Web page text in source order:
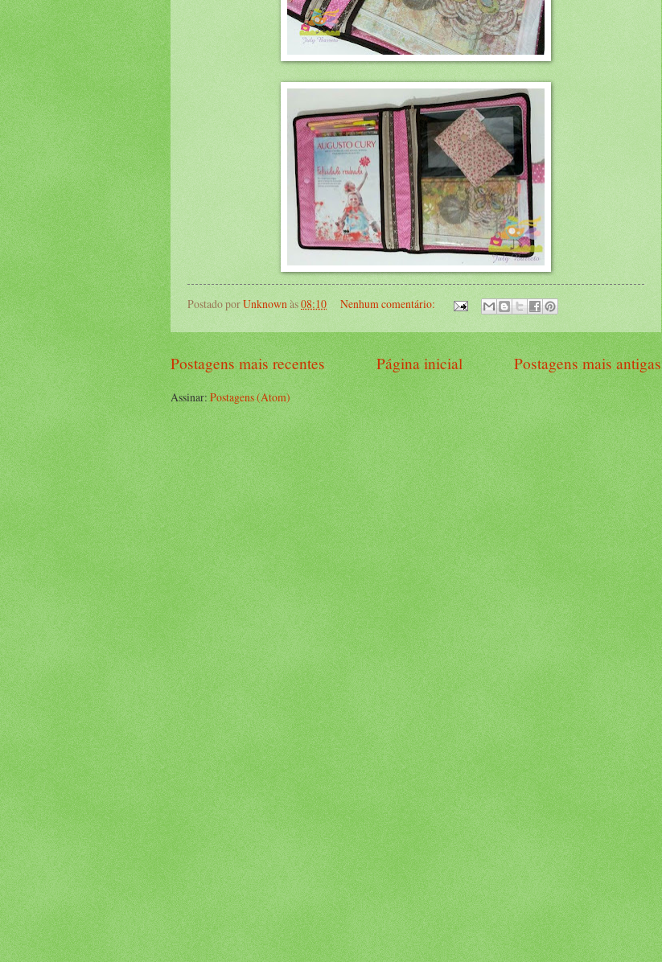
Postado porUnknownàs08:10 Nenhum comentário:
Postagens mais recentes Postagens mais antigas
Página inicial
Assinar:Postagens (Atom)